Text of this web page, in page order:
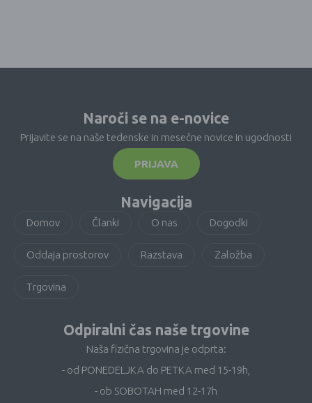
Naroči se na e-novice
Prijavite se na naše tedenske in mesečne novice in ugodnosti
PRIJAVA
Navigacija
Domov Članki O nas Dogodki
Oddaja prostorov Razstava Založba
Trgovina
Odpiralni čas naše trgovine
Naša fizična trgovina je odprta:
- od PONEDELJKA do PETKA med 15-19h,
- ob SOBOTAH med 12-17h